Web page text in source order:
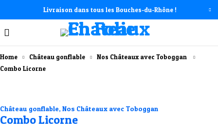
Livraison dans tous les Bouches-du-Rhône !
Home Château gonflable
Nos Châteaux avec Toboggan ​
Combo Licorne
Château gonflable, Nos Châteaux avec Toboggan ​
Combo Licorne